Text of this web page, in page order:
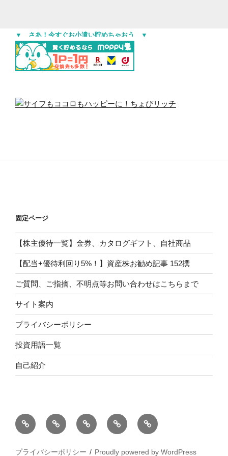
▼ さあ！今すぐお小遣い貯めちゃおう ▼
固定ページ
【株主優待一覧】金券、カタログギフト、自社商品
【配当+優待利回り5%！】資産株お勧め記事 152撰
ご質問、ご指摘、不明点等お問い合わせはこちらまで
サイト案内
プライバシーポリシー
投資用語一覧
自己紹介
自
己
サ
イ
投
資
プ
ラ
【配
当
プライバシーポリシー Proudly powered by WordPress